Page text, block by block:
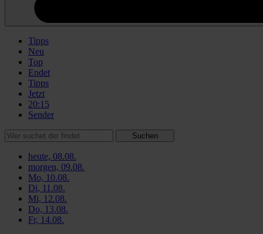
Tipps
Neu
Top
Endet
Tipps
Jetzt
20:15
Sender
Suchen
heute, 08.08.
morgen, 09.08.
Mo, 10.08.
Di, 11.08.
Mi, 12.08.
Do, 13.08.
Fr, 14.08.